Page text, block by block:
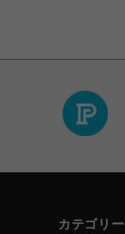
カテゴリー